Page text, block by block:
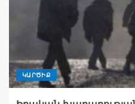
ԿԱՐԾԻՔ